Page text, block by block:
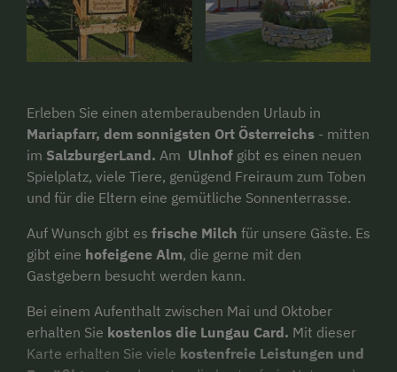
Erleben Sie einen atemberaubenden Urlaub in
Mariapfarr, dem sonnigsten Ort Österreichs - mitten
im SalzburgerLand. Am Ulnhof gibt es einen neuen
Spielplatz, viele Tiere, genügend Freiraum zum Toben
und für die Eltern eine gemütliche Sonnenterrasse.
Auf Wunsch gibt es frische Milch für unsere Gäste. Es
gibt eine hofeigene Alm, die gerne mit den
Gastgebern besucht werden kann.
Bei einem Aufenthalt zwischen Mai und Oktober
erhalten Sie kostenlos die Lungau Card. Mit dieser
Karte erhalten Sie viele kostenfreie Leistungen und